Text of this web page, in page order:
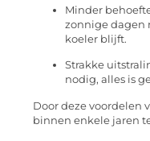
Minder
zonnige dagen
koeler blijft.
Strakke
nodig, alles is
Door deze voordelen
binnen enkele jaren